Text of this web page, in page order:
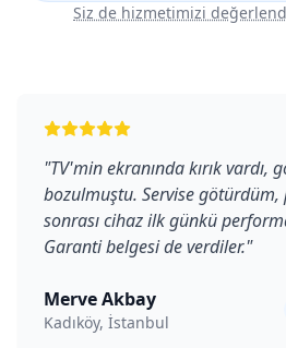
Siz de hizmetimizi
"TV'min ekranında kırık vardı,
bozulmuştu. Servise
sonrası cihaz ilk günkü
Garanti belgesi de verdiler."
Merve Akbay
Kadıköy, İstanbul